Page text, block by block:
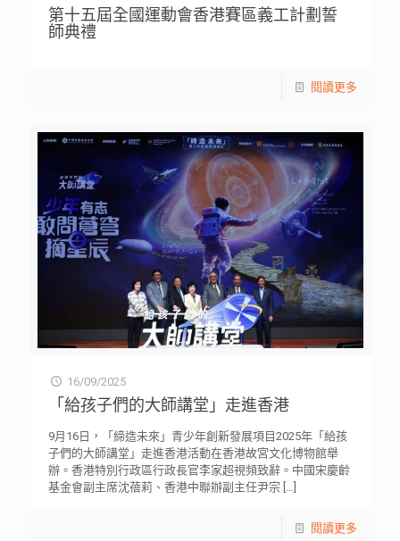
第十五屆全國運動會香港賽區義工計劃誓
師典禮
閱讀更多
16/09/2025
「給孩子們的大師講堂」走進香港
9月16日，「締造未來」青少年創新發展項目2025年「給孩
子們的大師講堂」走進香港活動在香港故宮文化博物館舉
辦。香港特別行政區行政長官李家超視頻致辭。中國宋慶齡
基金會副主席沈蓓莉、香港中聯辦副主任尹宗 […]
閱讀更多